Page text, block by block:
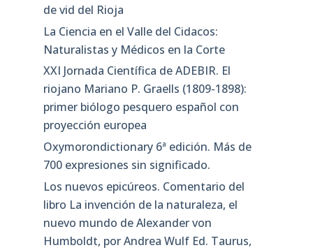
de vid del Rioja
La Ciencia en el Valle del Cidacos:
Naturalistas y Médicos en la Corte
XXI Jornada Científica de ADEBIR. El
riojano Mariano P. Graells (1809-1898):
primer biólogo pesquero español con
proyección europea
Oxymorondictionary 6ª edición. Más de
700 expresiones sin significado.
Los nuevos epicúreos. Comentario del
libro La invención de la naturaleza, el
nuevo mundo de Alexander von
Humboldt, por Andrea Wulf Ed. Taurus,